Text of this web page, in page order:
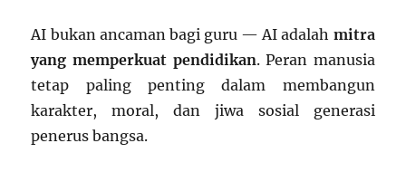
AI bukan ancaman bagi guru — AI adalah mitra
yang memperkuat pendidikan. Peran manusia
tetap paling penting dalam membangun
karakter, moral, dan jiwa sosial generasi
penerus bangsa.